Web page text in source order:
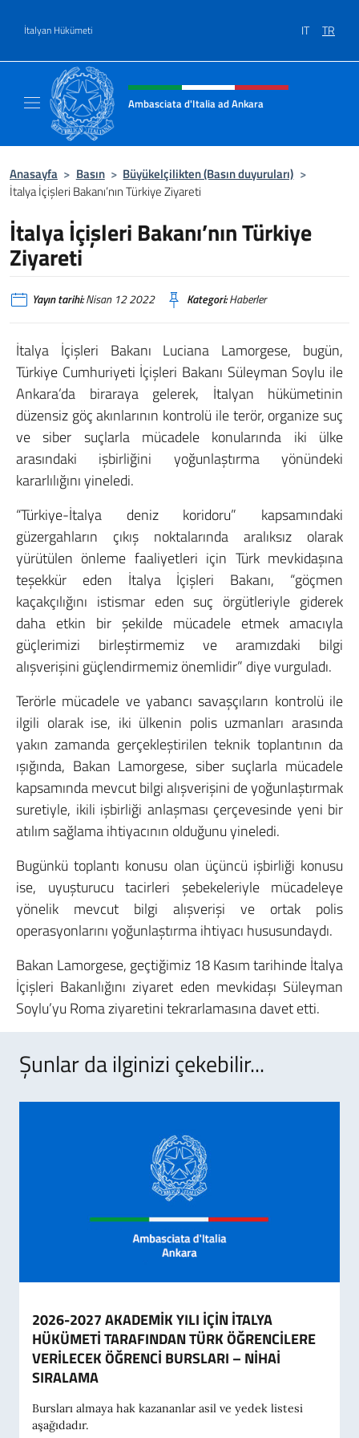
İtalyan Hükümeti IT TR
Site başlığı, sosyal medya ve
Ambasciata d'Italia ad Ankara
Anasayfa > Basın > Büyükelçilikten (Basın duyuruları) >
İtalya İçişleri Bakanı’nın Türkiye Ziyareti
İtalya İçişleri Bakanı’nın Türkiye
Ziyareti
Yayın tarihi:Nisan 12 2022 Kategori:Haberler
İtalya İçişleri Bakanı Luciana Lamorgese, bugün,
Türkiye Cumhuriyeti İçişleri Bakanı Süleyman Soylu ile
Ankara’da biraraya gelerek, İtalyan hükümetinin
düzensiz göç akınlarının kontrolü ile terör, organize suç
ve siber suçlarla mücadele konularında iki ülke
arasındaki işbirliğini yoğunlaştırma yönündeki
kararlılığını yineledi.
“Türkiye-İtalya deniz koridoru” kapsamındaki
güzergahların çıkış noktalarında aralıksız olarak
yürütülen önleme faaliyetleri için Türk mevkidaşına
teşekkür eden İtalya İçişleri Bakanı, “göçmen
kaçakçılığını istismar eden suç örgütleriyle giderek
daha etkin bir şekilde mücadele etmek amacıyla
güçlerimizi birleştirmemiz ve aramızdaki bilgi
alışverişini güçlendirmemiz önemlidir” diye vurguladı.
Terörle mücadele ve yabancı savaşçıların kontrolü ile
ilgili olarak ise, iki ülkenin polis uzmanları arasında
yakın zamanda gerçekleştirilen teknik toplantının da
ışığında, Bakan Lamorgese, siber suçlarla mücadele
kapsamında mevcut bilgi alışverişini de yoğunlaştırmak
suretiyle, ikili işbirliği anlaşması çerçevesinde yeni bir
atılım sağlama ihtiyacının olduğunu yineledi.
Bugünkü toplantı konusu olan üçüncü işbirliği konusu
ise, uyuşturucu tacirleri şebekeleriyle mücadeleye
yönelik mevcut bilgi alışverişi ve ortak polis
operasyonlarını yoğunlaştırma ihtiyacı hususundaydı.
Bakan Lamorgese, geçtiğimiz 18 Kasım tarihinde İtalya
İçişleri Bakanlığını ziyaret eden mevkidaşı Süleyman
Soylu’yu Roma ziyaretini tekrarlamasına davet etti.
Şunlar da ilginizi çekebilir...
2026-2027 AKADEMİK YILI İÇİN İTALYA
HÜKÜMETİ TARAFINDAN TÜRK ÖĞRENCİLERE
VERİLECEK ÖĞRENCİ BURSLARI – NİHAİ
SIRALAMA
Bursları almaya hak kazananlar asil ve yedek listesi
aşağıdadır.